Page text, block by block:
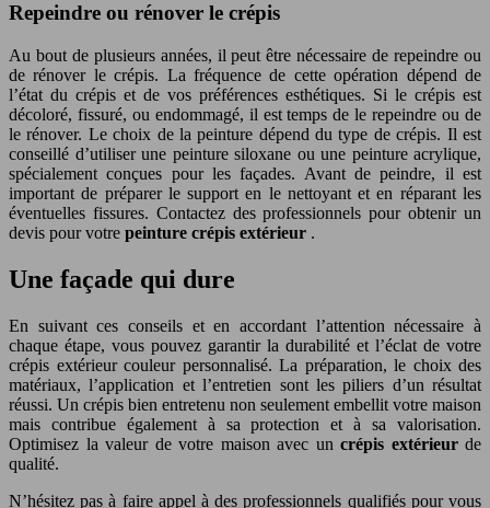
Repeindre ou rénover le crépis
Au bout de plusieurs années, il peut être nécessaire de repeindre ou
de rénover le crépis. La fréquence de cette opération dépend de
l’état du crépis et de vos préférences esthétiques. Si le crépis est
décoloré, fissuré, ou endommagé, il est temps de le repeindre ou de
le rénover. Le choix de la peinture dépend du type de crépis. Il est
conseillé d’utiliser une peinture siloxane ou une peinture acrylique,
spécialement conçues pour les façades. Avant de peindre, il est
important de préparer le support en le nettoyant et en réparant les
éventuelles fissures. Contactez des professionnels pour obtenir un
devis pour votre peinture crépis extérieur .
Une façade qui dure
En suivant ces conseils et en accordant l’attention nécessaire à
chaque étape, vous pouvez garantir la durabilité et l’éclat de votre
crépis extérieur couleur personnalisé. La préparation, le choix des
matériaux, l’application et l’entretien sont les piliers d’un résultat
réussi. Un crépis bien entretenu non seulement embellit votre maison
mais contribue également à sa protection et à sa valorisation.
Optimisez la valeur de votre maison avec un crépis extérieur de
qualité.
N’hésitez pas à faire appel à des professionnels qualifiés pour vous